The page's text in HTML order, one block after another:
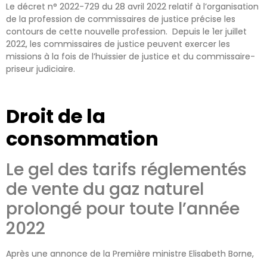
Le décret n° 2022-729 du 28 avril 2022 relatif à l’organisation
de la profession de commissaires de justice précise les
contours de cette nouvelle profession. Depuis le 1er juillet
2022, les commissaires de justice peuvent exercer les
missions à la fois de l’huissier de justice et du commissaire-
priseur judiciaire.
Droit de la
consommation
Le gel des tarifs réglementés
de vente du gaz naturel
prolongé pour toute l’année
2022
Après une annonce de la Première ministre Elisabeth Borne,